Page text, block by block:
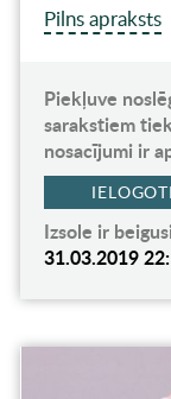
Pilns apraksts
Piekļuve
sarakstiem
nosacījumi ir
Izsole ir
31.03.2019